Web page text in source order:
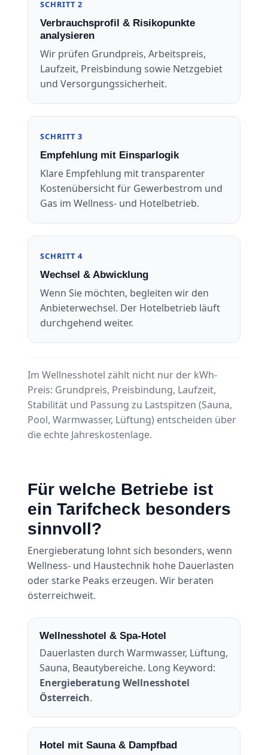
SCHRITT 2
Verbrauchsprofil & Risikopunkte
analysieren
Wir prüfen Grundpreis, Arbeitspreis,
Laufzeit, Preisbindung sowie Netzgebiet
und Versorgungssicherheit.
SCHRITT 3
Empfehlung mit Einsparlogik
Klare Empfehlung mit transparenter
Kostenübersicht für Gewerbestrom und
Gas im Wellness- und Hotelbetrieb.
SCHRITT 4
Wechsel & Abwicklung
Wenn Sie möchten, begleiten wir den
Anbieterwechsel. Der Hotelbetrieb läuft
durchgehend weiter.
Im Wellnesshotel zählt nicht nur der kWh-
Preis: Grundpreis, Preisbindung, Laufzeit,
Stabilität und Passung zu Lastspitzen (Sauna,
Pool, Warmwasser, Lüftung) entscheiden über
die echte Jahreskostenlage.
Für welche Betriebe ist
ein Tarifcheck besonders
sinnvoll?
Energieberatung lohnt sich besonders, wenn
Wellness- und Haustechnik hohe Dauerlasten
oder starke Peaks erzeugen. Wir beraten
österreichweit.
Wellnesshotel & Spa-Hotel
Dauerlasten durch Warmwasser, Lüftung,
Sauna, Beautybereiche. Long Keyword:
Energieberatung Wellnesshotel
Österreich.
Hotel mit Sauna & Dampfbad